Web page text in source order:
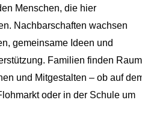
Menschen, die hier
Nachbarschaften wachsen
gemeinsame Ideen und
Familien finden Raum
und Mitgestalten – ob auf
oder in der Schule um